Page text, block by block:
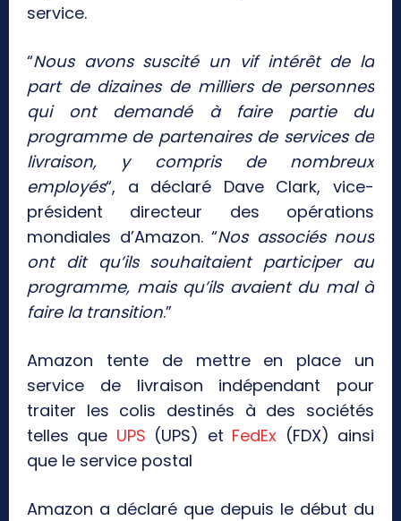
service.
“Nous avons suscité un vif intérêt de la
part de dizaines de milliers de personnes
qui ont demandé à faire partie du
programme de partenaires de services de
livraison, y compris de nombreux
employés“, a déclaré Dave Clark, vice-
président directeur des opérations
mondiales d’Amazon. “Nos associés nous
ont dit qu’ils souhaitaient participer au
programme, mais qu’ils avaient du mal à
faire la transition.”
Amazon tente de mettre en place un
service de livraison indépendant pour
traiter les colis destinés à des sociétés
telles que UPS (UPS) et FedEx (FDX) ainsi
que le service postal
Amazon a déclaré que depuis le début du